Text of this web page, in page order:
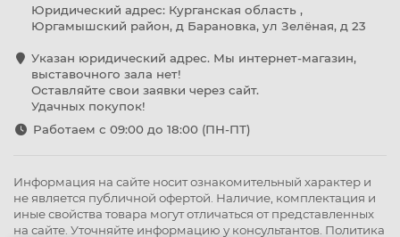
Юридический адрес: Курганская область ,
Юргамышский район, д Барановка, ул Зелёная, д 23
Указан юридический адрес. Мы интернет-магазин,
выставочного зала нет!
Оставляйте свои заявки через сайт.
Удачных покупок!
Работаем с 09:00 до 18:00 (ПН-ПТ)
Информация на сайте носит ознакомительный характер и
не является публичной офертой. Наличие, комплектация и
иные свойства товара могут отличаться от представленных
на сайте. Уточняйте информацию у консультантов. Политика